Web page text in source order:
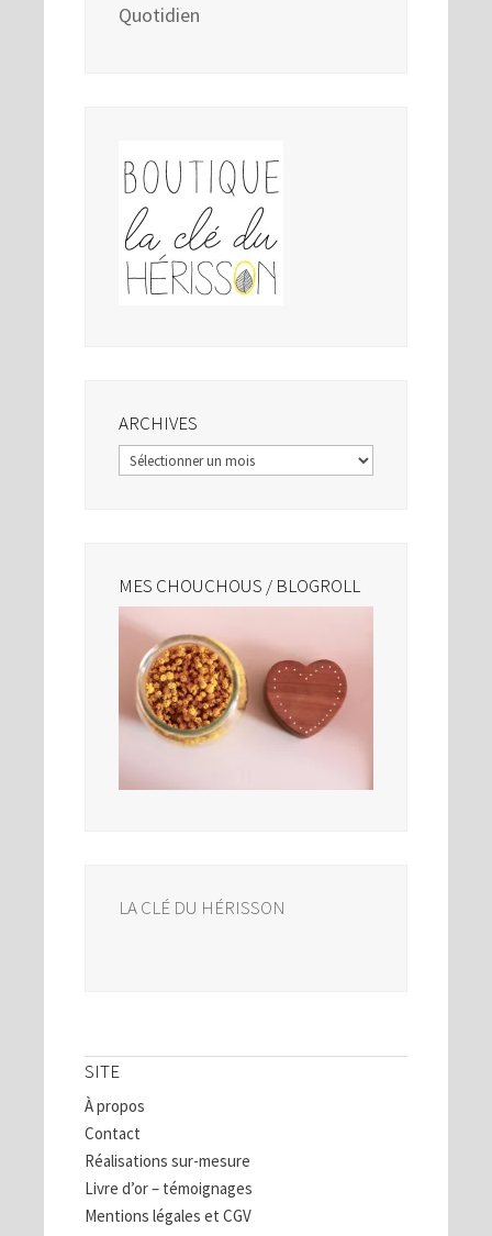
Quotidien
ARCHIVES
Archives
MES CHOUCHOUS / BLOGROLL
LA CLÉ DU HÉRISSON
SITE
À propos
Contact
Réalisations sur-mesure
Livre d’or – témoignages
Mentions légales et CGV